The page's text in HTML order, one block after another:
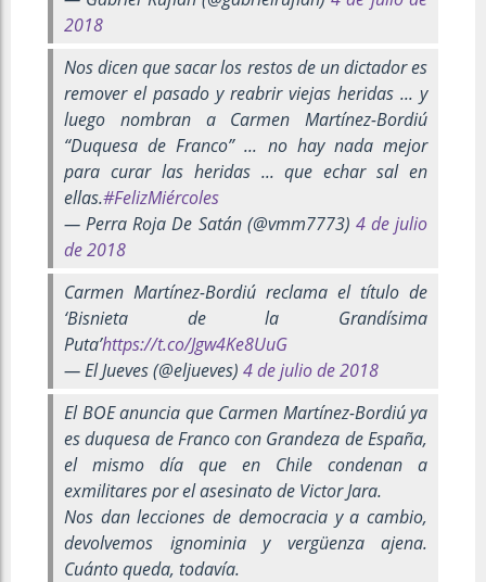
2018
Nos dicen que sacar los restos de un dictador es
remover el pasado y reabrir viejas heridas ... y
luego nombran a Carmen Martínez-Bordiú
“Duquesa de Franco” ... no hay nada mejor
para curar las heridas ... que echar sal en
ellas.#FelizMiércoles
— Perra Roja De Satán (@vmm7773) 4 de julio
de 2018
Carmen Martínez-Bordiú reclama el título de
‘Bisnieta de la Grandísima
Puta’https://t.co/Jgw4Ke8UuG
— El Jueves (@eljueves) 4 de julio de 2018
El BOE anuncia que Carmen Martínez-Bordiú ya
es duquesa de Franco con Grandeza de España,
el mismo día que en Chile condenan a
exmilitares por el asesinato de Victor Jara.
Nos dan lecciones de democracia y a cambio,
devolvemos ignominia y vergüenza ajena.
Cuánto queda, todavía.